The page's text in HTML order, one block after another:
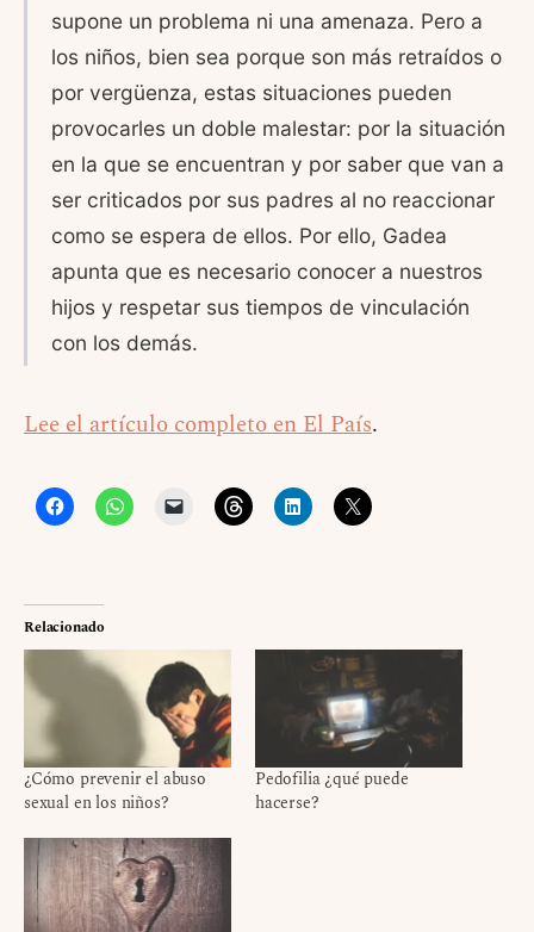
supone un problema ni una amenaza. Pero a
los niños, bien sea porque son más retraídos o
por vergüenza, estas situaciones pueden
provocarles un doble malestar: por la situación
en la que se encuentran y por saber que van a
ser criticados por sus padres al no reaccionar
como se espera de ellos. Por ello, Gadea
apunta que es necesario conocer a nuestros
hijos y respetar sus tiempos de vinculación
con los demás.
Lee el artículo completo en El País.
Relacionado
¿Cómo prevenir el abuso
sexual en los niños?
Pedofilia ¿qué puede
hacerse?